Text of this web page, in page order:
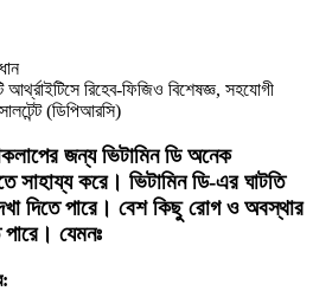
আর্থ্রাইটিসে রিহেব-ফিজিও বিশেষজ্ঞ, সহযোগী
(ডিপিআরসি)
জন্য ভিটামিন ডি অনেক
সাহায্য করে। ভিটামিন ডি-এর ঘাটতি
দিতে পারে। বেশ কিছু রোগ ও অবস্থার
যেমনঃ